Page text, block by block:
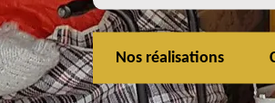
Nos réalisations